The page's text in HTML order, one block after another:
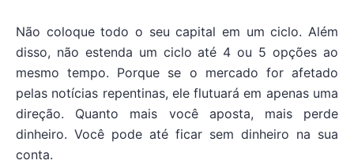
Não coloque todo o seu capital em um ciclo. Além
disso, não estenda um ciclo até 4 ou 5 opções ao
mesmo tempo. Porque se o mercado for afetado
pelas notícias repentinas, ele flutuará em apenas uma
direção. Quanto mais você aposta, mais perde
dinheiro. Você pode até ficar sem dinheiro na sua
conta.